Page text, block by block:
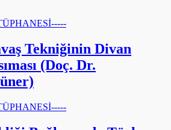
Tekniğinin Divan
(Doç. Dr.